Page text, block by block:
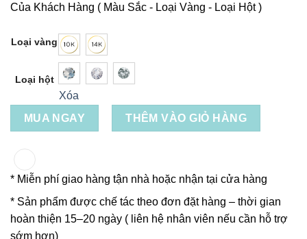
Của Khách Hàng ( Màu Sắc - Loại Vàng - Loại Hột )
Loại vàng
Loại hột
Xóa
MUA NGAY
THÊM VÀO GIỎ HÀNG
* Miễn phí giao hàng tận nhà hoặc nhận tại cửa hàng
* Sản phẩm được chế tác theo đơn đặt hàng – thời gian
hoàn thiện 15–20 ngày ( liên hệ nhân viên nếu cần hỗ trợ
sớm hơn)